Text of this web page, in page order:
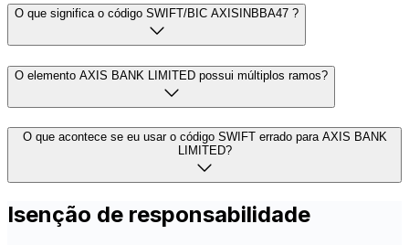
O que significa o código SWIFT/BIC AXISINBBA47 ?
O elemento AXIS BANK LIMITED possui múltiplos ramos?
O que acontece se eu usar o código SWIFT errado para AXIS BANK
LIMITED?
Isenção de responsabilidade